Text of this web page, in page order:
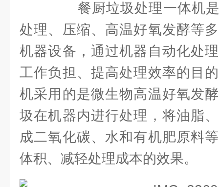
餐厨垃圾处理一体机是
处理、压缩、高温好氧发酵等
机器设备，通过机器自动化处
工作负担、提高处理效率的目
机采用的是微生物高温好氧发
圾在机器内进行处理，将油脂
成二氧化碳、水和有机肥原料
体积、减轻处理成本的效果。